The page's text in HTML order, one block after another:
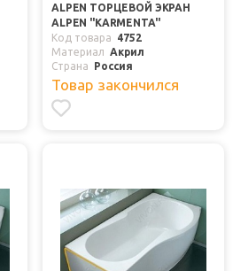
ALPEN ТОРЦЕВОЙ ЭКРАН
ALPEN "KARMENTA"
Код товара
4752
Материал
Акрил
Страна
Россия
Товар закончился